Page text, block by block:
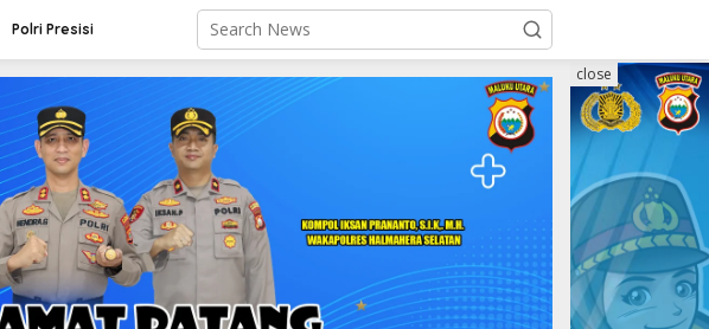
Polri Presisi
close